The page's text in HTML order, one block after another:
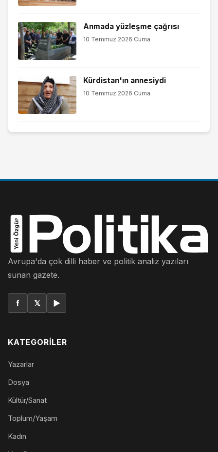
Anmada yüzleşme çağrısı
10 Temmuz 2026 Cuma
Kürdistan'ın annesiydi
10 Temmuz 2026 Cuma
Avrupa'da çok dilli haber ve politik analiz yazıları
sunan gazete.
f 𝕏 ▶
KATEGORILER
Yazarlar
Dosya
Kültür/Sanat
Toplum/Yaşam
Kadın